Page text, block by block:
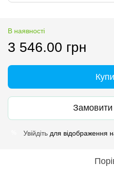
В наявності
3 546.00 грн
Увійдіть для відображення